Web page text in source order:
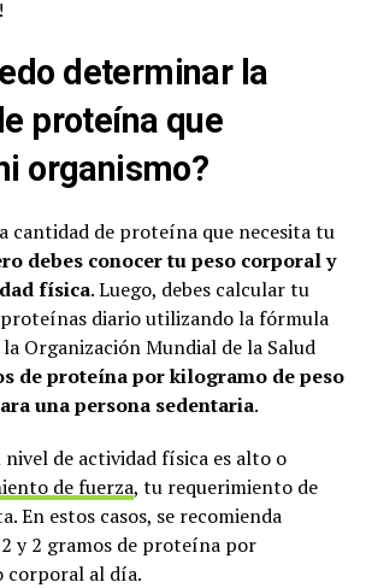
determinar la
proteína que
organismo?
cantidad de proteína que necesita tu
debes conocer tu peso corporal y
física. Luego, debes calcular tu
diario utilizando la fórmula
Organización Mundial de la Salud
de proteína por kilogramo de peso
una persona sedentaria.
nivel de actividad física es alto o
de fuerza, tu requerimiento de
En estos casos, se recomienda
y 2 gramos de proteína por
corporal al día.